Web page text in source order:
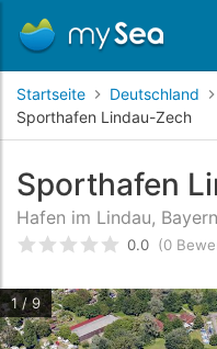
Startseite Deutschland
Sporthafen Lindau-Zech
Sporthafen
Hafen im Lindau,
bewertet0 /5
0.0 (0
1 / 9